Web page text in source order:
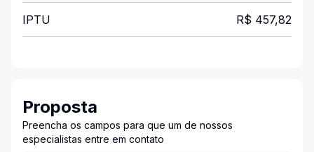
IPTU R$ 457,82
Proposta
Preencha os campos para que um de nossos
especialistas entre em contato